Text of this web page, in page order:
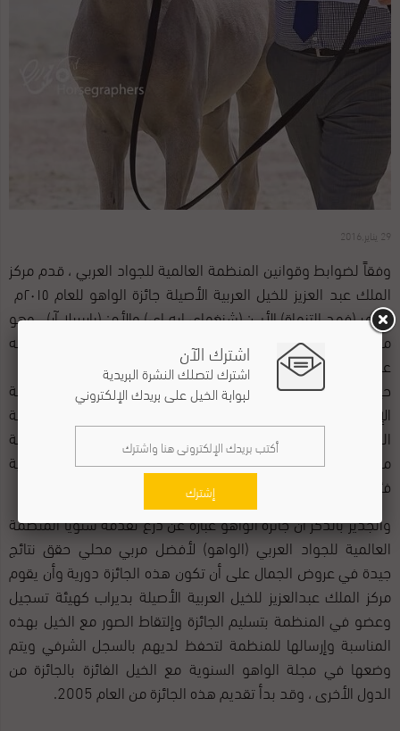
29 يناير,2016
وفقاً لضوابط وقوانين المنظمة العالمية للجواد العربي ، قدم مركز
الملك عبد العزيز للخيل العربية الأصيلة جائزة الواهو للعام ٢٠١٥م
للمهر (فهد التنهاة) الأب: (شنغهاي ايه إي) والأم: (باربريلا آر)، وهو
من إنتاج المملكة العربية السعودية، وعائد لمربط التنهاة لمالكه
عبدالله بن فهد بن دخيل الحقباني الدوسري .
حيث حل فهد التنهاة وصيفاً لبطولة الأمهار أعمار سنة في بطولة
الإنتاج المحلي لجمال الخيل العربية الأصيلة لعام ٢٠١٥م بمحافظة
الطائف، وجاء أيضا وصيفاً لبطولة الأمهار أعمار سنة في بطولة
مركز الملك عبدالعزيز لجمال الخيل العربية الأصيلة الدولية الثانية
فئة (A) لعام ٢٠١٥م.
والجدير بالذكر أن جائزة الواهو عبارة عن درع تقدمه سنوياً المنظمة
العالمية للجواد العربي (الواهو) لأفضل مربي محلي حقق نتائج
جيدة في عروض الجمال على أن تكون هذه الجائزة دورية وأن يقوم
مركز الملك عبدالعزيز للخيل العربية الأصيلة بديراب كهيئة تسجيل
وعضو في المنظمة بتسليم الجائزة وإلتقاط الصور مع الخيل بهذه
المناسبة وإرسالها للمنظمة لتحفظ لديهم بالسجل الشرفي ويتم
وضعها في مجلة الواهو السنوية مع الخيل الفائزة بالجائزة من
الدول الأخرى ، وقد بدأ تقديم هذه الجائزة من العام 2005.
اشترك الآن
اشترك لتصلك النشرة البريدية
لبوابة الخيل على بريدك الإلكتروني
إشترك